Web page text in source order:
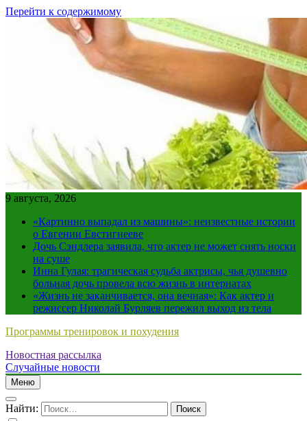
Перейти к содержимому
9 августа, 2026
«Картинно выпадал из машины»: неизвестные истории
о Евгении Евстигнееве
Дочь Сэндлера заявила, что актер не может снять носки
на суше
Инна Гулая: трагическая судьба актрисы, чья душевно
больная дочь провела всю жизнь в интернатах
«Жизнь не заканчивается, она вечная»: Как актер и
режиссер Николай Бурляев пережил выход из тела
Программы тренировок и похудения
Новостная рассылка
Случайные новости
Меню
Найти: